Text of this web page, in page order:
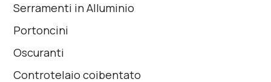
Serramenti in Alluminio
Portoncini
Oscuranti
Controtelaio coibentato